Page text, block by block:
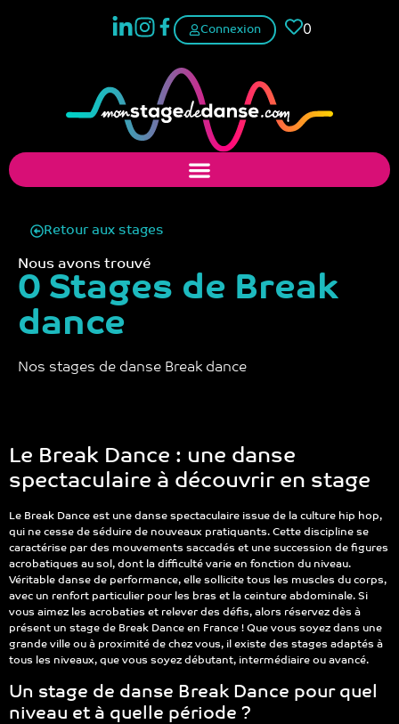
Connexion 0
Retour aux stages
Nous avons trouvé
0 Stages de Break
dance
Nos stages de danse​ Break dance
Le Break Dance : une danse
spectaculaire à découvrir en stage
Le Break Dance est une danse spectaculaire issue de la culture hip hop,
qui ne cesse de séduire de nouveaux pratiquants. Cette discipline se
caractérise par des mouvements saccadés et une succession de figures
acrobatiques au sol, dont la difficulté varie en fonction du niveau.
Véritable danse de performance, elle sollicite tous les muscles du corps,
avec un renfort particulier pour les bras et la ceinture abdominale. Si
vous aimez les acrobaties et relever des défis, alors réservez dès à
présent un stage de Break Dance en France ! Que vous soyez dans une
grande ville ou à proximité de chez vous, il existe des stages adaptés à
tous les niveaux, que vous soyez débutant, intermédiaire ou avancé.
Un stage de danse Break Dance pour quel
niveau et à quelle période ?